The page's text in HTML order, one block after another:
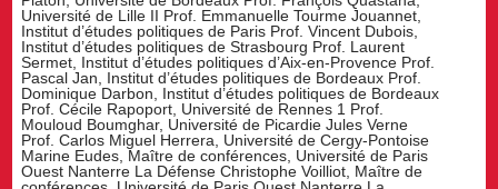
Université de Lille II Prof. Emmanuelle Tourme Jouannet,
Institut d’études politiques de Paris Prof. Vincent Dubois,
Institut d’études politiques de Strasbourg Prof. Laurent
Sermet, Institut d’études politiques d’Aix-en-Provence Prof.
Pascal Jan, Institut d’études politiques de Bordeaux Prof.
Dominique Darbon, Institut d’études politiques de Bordeaux
Prof. Cécile Rapoport, Université de Rennes 1 Prof.
Mouloud Boumghar, Université de Picardie Jules Verne
Prof. Carlos Miguel Herrera, Université de Cergy-Pontoise
Marine Eudes, Maître de conférences, Université de Paris
Ouest Nanterre La Défense Christophe Voilliot, Maître de